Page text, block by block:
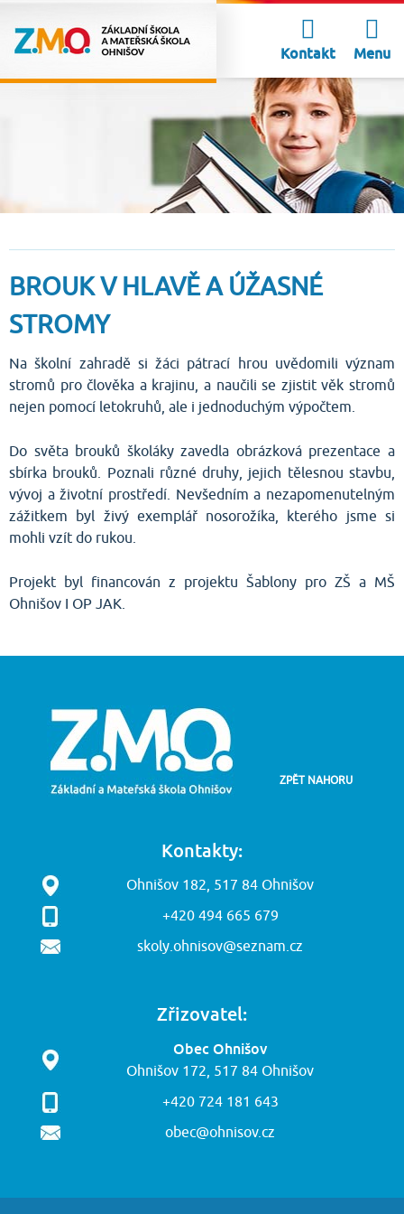
Menu
Kontakt
BROUK V HLAVĚ A ÚŽASNÉ
STROMY
Na školní zahradě si žáci pátrací hrou uvědomili význam
stromů pro člověka a krajinu, a naučili se zjistit věk stromů
nejen pomocí letokruhů, ale i jednoduchým výpočtem.
Do světa brouků školáky zavedla obrázková prezentace a
sbírka brouků. Poznali různé druhy, jejich tělesnou stavbu,
vývoj a životní prostředí. Nevšedním a nezapomenutelným
zážitkem byl živý exemplář nosorožíka, kterého jsme si
mohli vzít do rukou.
Projekt byl financován z projektu Šablony pro ZŠ a MŠ
Ohnišov I OP JAK.
Kontakty:
Ohnišov 182, 517 84 Ohnišov
+420 494 665 679
skoly.ohnisov@seznam.cz
Zřizovatel:
Obec Ohnišov
Ohnišov 172, 517 84 Ohnišov
+420 724 181 643
obec@ohnisov.cz
ZPĚT NAHORU